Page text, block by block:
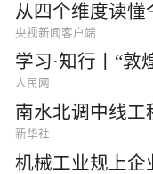
从四个维度读懂
央视新闻客户端
学习·知行丨“敦
人民网
南水北调中线工
新华社
机械工业规上企